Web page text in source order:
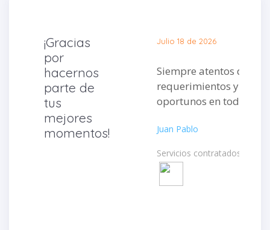
¡Gracias
por
hacernos
parte de
tus
mejores
momentos!
Julio 18 de 2026
Siempre atentos de mis
requerimientos y muy
oportunos en todo.
Juan Pablo
Servicios contratados: